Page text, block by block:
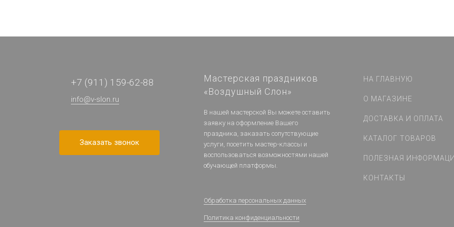
+7 (911) 159-62-88
info@v-slon.ru
Заказать звонок
Мастерская праздников
«Воздушный Слон»
В нашей мастерской Вы можете оставить
заявку на оформление Вашего
праздника, заказать сопутствующие
услуги, посетить мастер-классы и
воспользоваться возможностями нашей
обучающей платформы.
Обработка персональных данных
Политика конфиденциальности
НА ГЛАВНУЮ
О МАГАЗИНЕ
ДОСТАВКА И ОПЛАТА
КАТАЛОГ ТОВАРОВ
ПОЛЕЗНАЯ
КОНТАКТЫ